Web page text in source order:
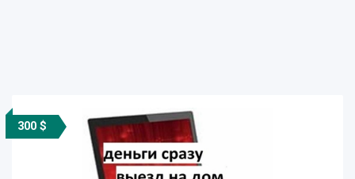
300 $